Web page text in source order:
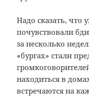
Надо сказать, что
почувствовали
за несколько
«бургах» стали
находиться в
встречаются на